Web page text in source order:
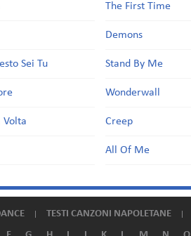
Sei Tu
Volta
The First Time
Demons
Stand By Me
Wonderwall
Creep
All Of Me
TESTI CANZONI NAPOLETANE